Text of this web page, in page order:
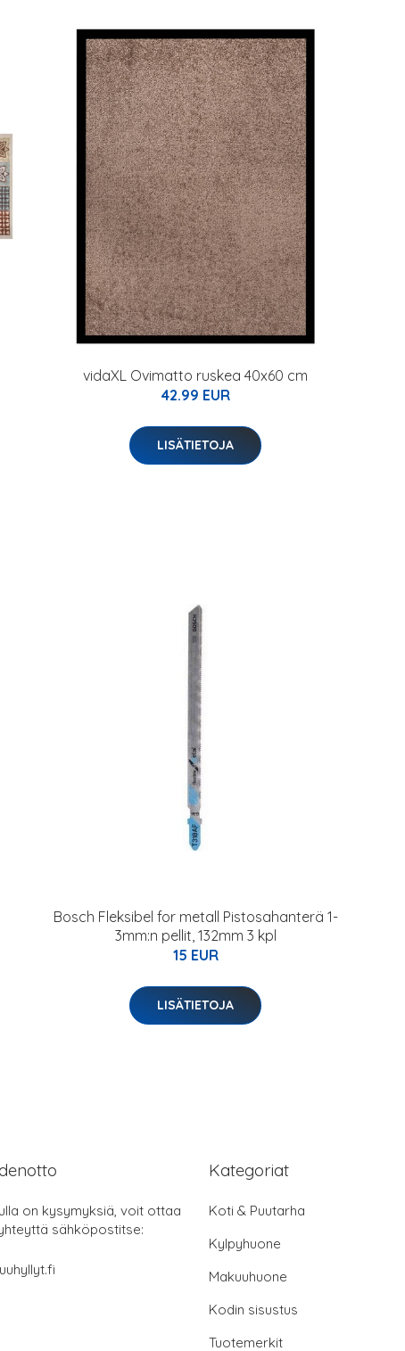
vidaXL Ovimatto ruskea 40x60 cm
42.99 EUR
LISÄTIETOJA
Bosch Fleksibel for metall Pistosahanterä 1-
3mm:n pellit, 132mm 3 kpl
15 EUR
LISÄTIETOJA
on kysymyksiä, voit ottaa
sähköpostitse:
Kategoriat
Koti & Puutarha
Kylpyhuone
Makuuhuone
Kodin sisustus
Tuotemerkit